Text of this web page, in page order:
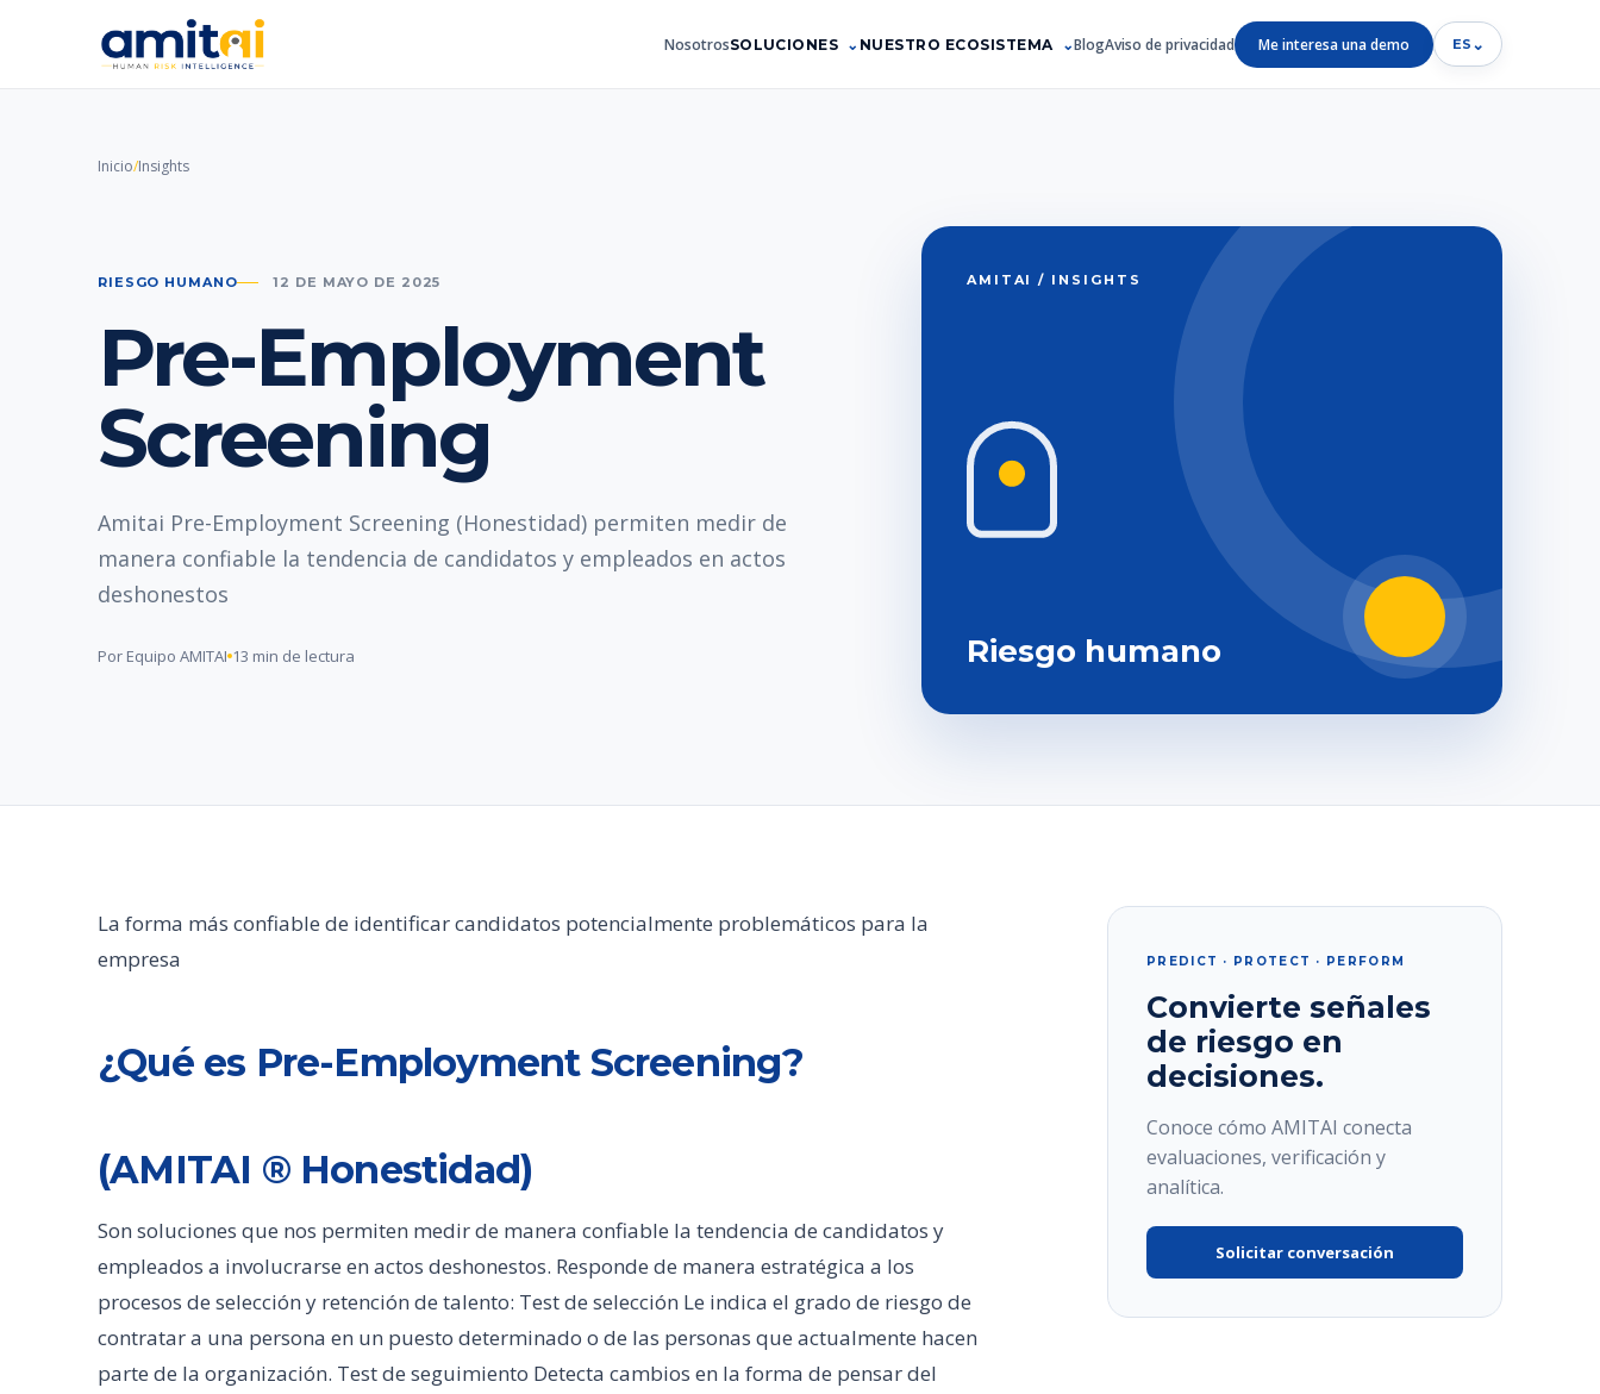
NosotrosSOLUCIONES NUESTRO ECOSISTEMA BlogAviso de privacidad Me interesa una demo ES ⌄
Inicio/Insights
RIESGO HUMANO 12 DE MAYO DE 2025
Pre-Employment
Screening
Amitai Pre-Employment Screening (Honestidad) permiten medir de
manera confiable la tendencia de candidatos y empleados en actos
deshonestos
Por Equipo AMITAI 13 min de lectura
AMITAI / INSIGHTS
Riesgo humano
La forma más confiable de identificar candidatos potencialmente problemáticos para la
empresa
¿Qué es Pre-Employment Screening?
(AMITAI ® Honestidad)
Son soluciones que nos permiten medir de manera confiable la tendencia de candidatos y
empleados a involucrarse en actos deshonestos. Responde de manera estratégica a los
procesos de selección y retención de talento: Test de selección Le indica el grado de riesgo de
contratar a una persona en un puesto determinado o de las personas que actualmente hacen
parte de la organización. Test de seguimiento Detecta cambios en la forma de pensar del
PREDICT · PROTECT · PERFORM
Convierte señales
de riesgo en
decisiones.
Conoce cómo AMITAI conecta
evaluaciones, verificación y
analítica.
Solicitar conversación